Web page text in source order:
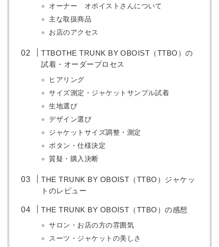
オーナー オボイストさんについて
主な取扱商品
お店のアクセス
TTBOTHE TRUNK BY OBOIST（TTBO）の
試着・オーダープロセス
ヒアリング
サイズ測定・ジャケットサンプル試着
生地選び
デザイン選び
ジャケットサイズ調整・測定
ボタン・仕様決定
質疑・購入決断
THE TRUNK BY OBOIST（TTBO）ジャケッ
トのレビュー
THE TRUNK BY OBOIST（TTBO）の感想
サロン・お店の方の雰囲気
スーツ・ジャケットの美しさ